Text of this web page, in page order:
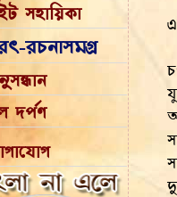
সহায়িকা
রচনাসমগ্র
দর্পণ